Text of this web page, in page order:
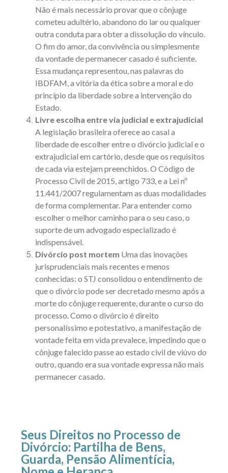
Não é mais necessário provar que o cônjuge
cometeu adultério, abandono do lar ou qualquer
outra conduta para obter a dissolução do vínculo.
O fim do amor, da convivência ou simplesmente
da vontade de permanecer casado é suficiente.
Essa mudança representou, nas palavras do
IBDFAM, a vitória da ética sobre a moral e do
princípio da liberdade sobre a intervenção do
Estado.
Livre escolha entre via judicial e extrajudicial
A legislação brasileira oferece ao casal a
liberdade de escolher entre o divórcio judicial e o
extrajudicial em cartório, desde que os requisitos
de cada via estejam preenchidos. O Código de
Processo Civil de 2015, artigo 733, e a Lei nº
11.441/2007regulamentam as duas modalidades
de forma complementar. Para entendercomo
escolher o melhor caminho para o seu caso, o
suporte de um advogado especializado é
indispensável.
Divórcio post mortem Uma das inovações
jurisprudenciais mais recentes e menos
conhecidas: o STJ consolidou o entendimento de
que o divórcio pode ser decretado mesmo após a
morte do cônjuge requerente, durante o curso do
processo. Como o divórcio é direito
personalíssimo e potestativo, a manifestação de
vontade feita em vida prevalece, impedindo que o
cônjuge falecido passe ao estado civil de viúvo do
outro, quando era sua vontade expressa não mais
permanecer casado.
Seus Direitos no Processo de
Divórcio: Partilha de Bens,
Guarda, Pensão Alimentícia,